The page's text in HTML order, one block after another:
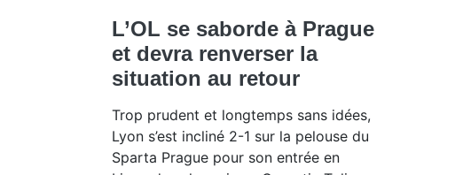
L’OL se saborde à Prague
et devra renverser la
situation au retour
Trop prudent et longtemps sans idées,
Lyon s’est incliné 2-1 sur la pelouse du
Sparta Prague pour son entrée en